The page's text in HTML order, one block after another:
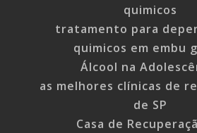
quimicos
tratamento para
quimicos em embu
Álcool na
as melhores clínicas de
de SP
Casa de